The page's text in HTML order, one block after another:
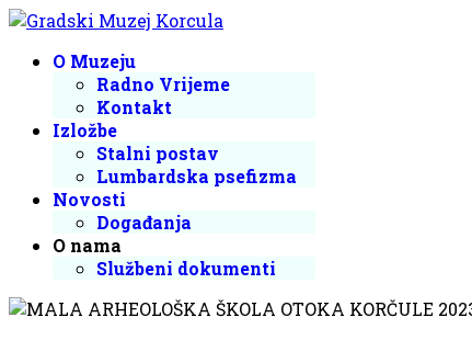
O Muzeju
Radno Vrijeme
Kontakt
Izložbe
Stalni postav
Lumbardska psefizma
Novosti
Događanja
O nama
Službeni dokumenti